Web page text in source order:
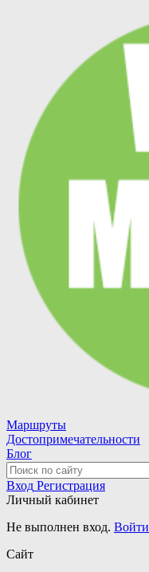
Маршруты
Достопримечательности
Блог
Вход Регистрация
Личный кабинет
Не выполнен вход. Войти
Сайт